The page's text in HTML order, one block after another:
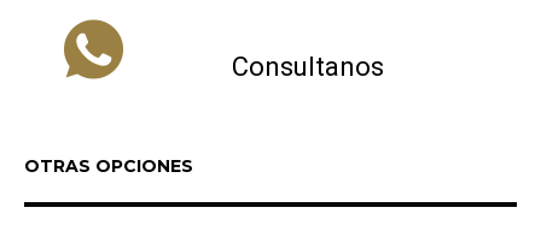
Consultanos
OTRAS OPCIONES